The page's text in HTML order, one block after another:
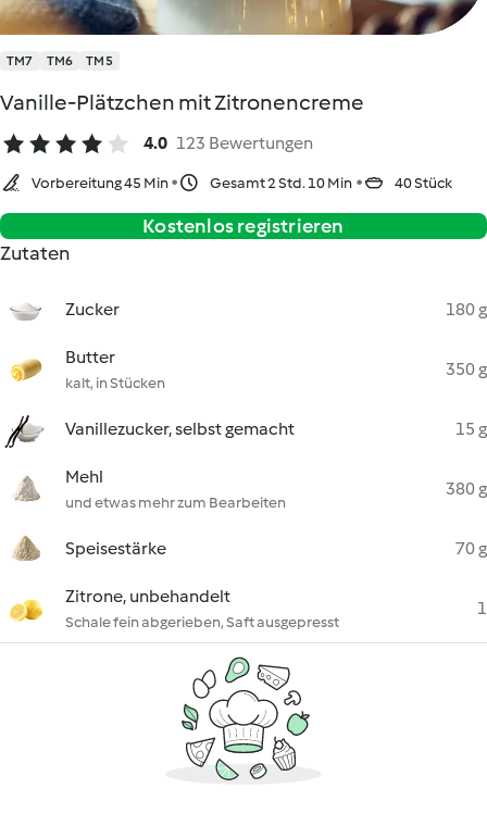
TM7 TM6 TM5
Vanille-Plätzchen mit Zitronencreme
4.0 123 Bewertungen
Vorbereitung 45 Min Gesamt 2 Std. 10 Min 40 Stück
Kostenlos registrieren
Zutaten
Zucker 180 g
Butter
kalt, in Stücken
350 g
Vanillezucker, selbst gemacht 15 g
Mehl
und etwas mehr zum Bearbeiten
380 g
Speisestärke 70 g
Zitrone, unbehandelt
Schale fein abgerieben, Saft ausgepresst
1